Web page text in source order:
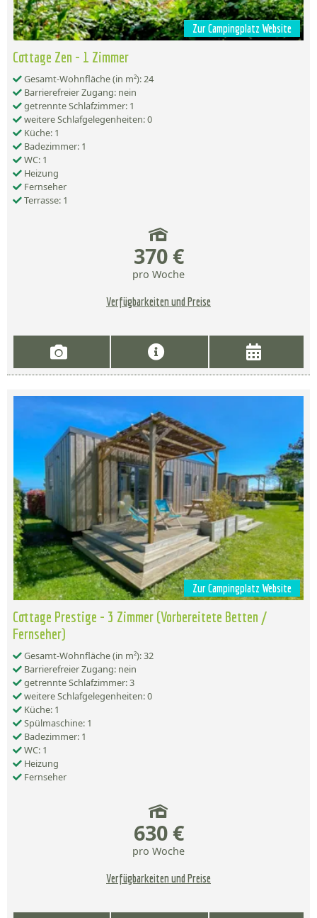
Zur Campingplatz Website
Cottage Zen - 1 Zimmer
Gesamt-Wohnfläche (in m²): 24
Barrierefreier Zugang: nein
getrennte Schlafzimmer: 1
weitere Schlafgelegenheiten: 0
Küche: 1
Badezimmer: 1
WC: 1
Heizung
Fernseher
Terrasse: 1
370 €
pro Woche
Verfügbarkeiten und Preise
Zur Campingplatz Website
Cottage Prestige - 3 Zimmer (Vorbereitete Betten /
Fernseher)
Gesamt-Wohnfläche (in m²): 32
Barrierefreier Zugang: nein
getrennte Schlafzimmer: 3
weitere Schlafgelegenheiten: 0
Küche: 1
Spülmaschine: 1
Badezimmer: 1
WC: 1
Heizung
Fernseher
630 €
pro Woche
Verfügbarkeiten und Preise